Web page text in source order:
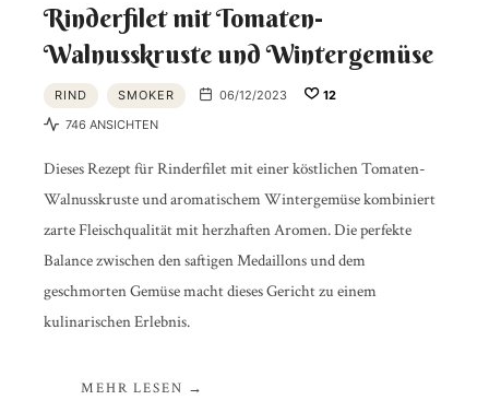
Rinderfilet mit Tomaten-
Walnusskruste und Wintergemüse
RIND SMOKER 06/12/2023
12
746 ANSICHTEN
Dieses Rezept für Rinderfilet mit einer köstlichen Tomaten-
Walnusskruste und aromatischem Wintergemüse kombiniert
zarte Fleischqualität mit herzhaften Aromen. Die perfekte
Balance zwischen den saftigen Medaillons und dem
geschmorten Gemüse macht dieses Gericht zu einem
kulinarischen Erlebnis.
MEHR LESEN